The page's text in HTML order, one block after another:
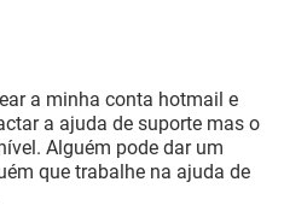
GMAIL
a minha conta hotmail e
a ajuda de suporte mas o
Alguém pode dar um
que trabalhe na ajuda de